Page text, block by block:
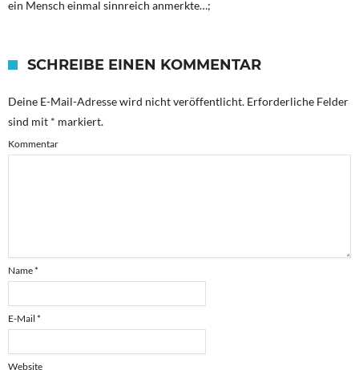
ein Mensch einmal sinnreich anmerkte…;
SCHREIBE EINEN KOMMENTAR
Deine E-Mail-Adresse wird nicht veröffentlicht. Erforderliche Felder
sind mit * markiert.
Kommentar
Name*
E-Mail *
Website